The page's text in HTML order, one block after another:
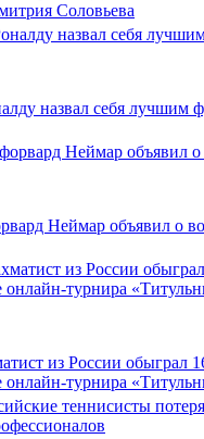
Соловьева
назвал себя лучшим
Неймар объявил о
из России обыграл
онлайн-турнира